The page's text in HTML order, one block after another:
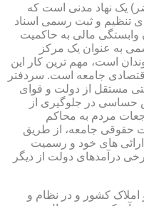
یک نهاد مدنی است که
تنظیم و ثبت رسمی اسناد
مالی به حاکمیت
به عنوان یک مرکز
است، مهم ترین کار این
جامعه است. سردفتر
مستقل از دولت و قوای
حساسی در جلوگیری از
مردم به محاکم
حقوقی جامعه، از طریق
های خود و رسمیت
درآمدهای دولت از دیگر
املاک کشور و در نظام و